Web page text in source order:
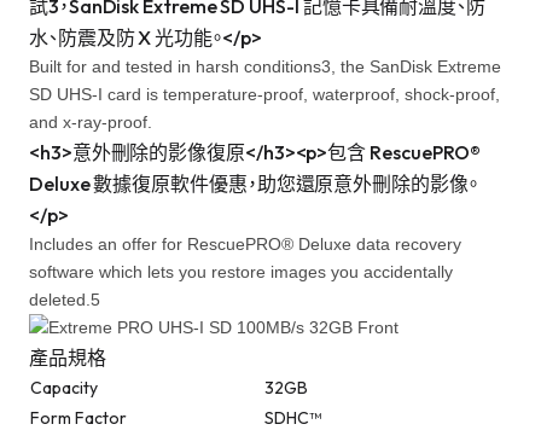
試3，SanDisk Extreme SD UHS-I 記憶卡具備耐溫度、防
水、防震及防 X 光功能。</p>
Built for and tested in harsh conditions3, the SanDisk Extreme
SD UHS-I card is temperature-proof, waterproof, shock-proof,
and x-ray-proof.
<h3>意外刪除的影像復原</h3><p>包含 RescuePRO®
Deluxe 數據復原軟件優惠，助您還原意外刪除的影像。
</p>
Includes an offer for RescuePRO® Deluxe data recovery
software which lets you restore images you accidentally
deleted.5
產品規格
Capacity
32GB
Form Factor
SDHC™